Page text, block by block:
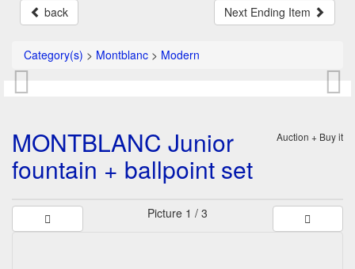
back Next Ending Item
Category(s) > Montblanc > Modern
Auction + Buy it
MONTBLANC Junior
fountain + ballpoint set
Picture 1 / 3